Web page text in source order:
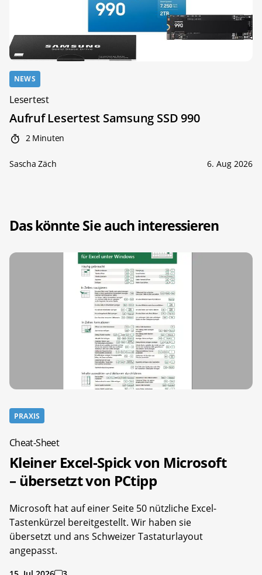
NEWS
Lesertest
Aufruf Lesertest Samsung SSD 990
2 Minuten
Sascha Zäch 6. Aug 2026
Das könnte Sie auch interessieren
PRAXIS
Cheat-Sheet
Kleiner Excel-Spick von Microsoft
– übersetzt von PCtipp
Microsoft hat auf einer Seite 50 nützliche Excel-
Tastenkürzel bereitgestellt. Wir haben sie
übersetzt und ans Schweizer Tastaturlayout
angepasst.